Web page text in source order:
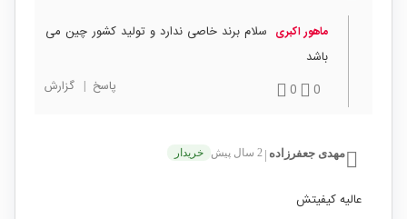
ماهور اکبری سلام برند خاصی ندارد و تولید کشور چین می
باشد
0
0 پاسخ | گزارش
مهدی جعفرزاده 2 سال پیش خریدار
عالیه کیفیتش